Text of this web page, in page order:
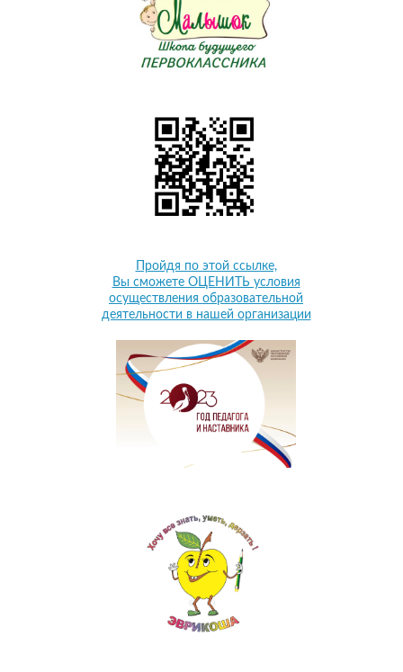
Пройдя по этой ссылке,
Вы сможете ОЦЕНИТЬ условия
осуществления образовательной
деятельности в нашей организации